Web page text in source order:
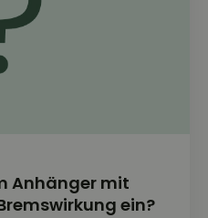
Anhänger mit
ein?